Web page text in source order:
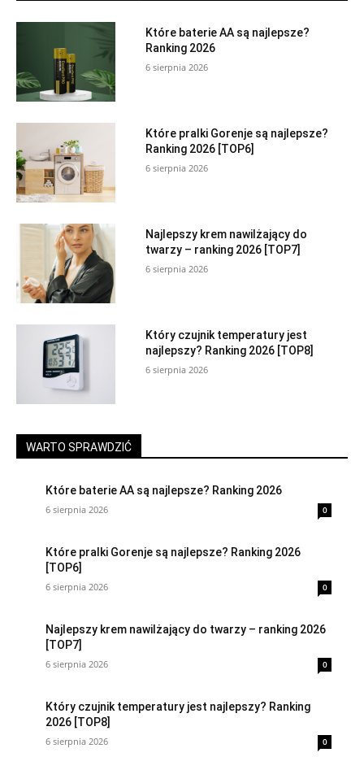
Które baterie AA są najlepsze?
Ranking 2026
6 sierpnia 2026
Które pralki Gorenje są najlepsze?
Ranking 2026 [TOP6]
6 sierpnia 2026
Najlepszy krem nawilżający do
twarzy – ranking 2026 [TOP7]
6 sierpnia 2026
Który czujnik temperatury jest
najlepszy? Ranking 2026 [TOP8]
6 sierpnia 2026
WARTO SPRAWDZIĆ
Które baterie AA są najlepsze? Ranking 2026
6 sierpnia 2026 0
Które pralki Gorenje są najlepsze? Ranking 2026
[TOP6]
6 sierpnia 2026 0
Najlepszy krem nawilżający do twarzy – ranking 2026
[TOP7]
6 sierpnia 2026 0
Który czujnik temperatury jest najlepszy? Ranking
2026 [TOP8]
6 sierpnia 2026 0